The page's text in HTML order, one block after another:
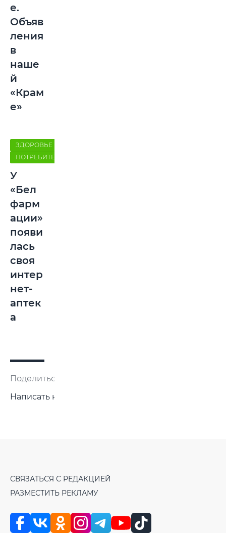
е.
Объяв
ления
в
наше
й
«Крам
е»
ЗДОРОВЬЕ
ПОТРЕБИТЕЛЬ
У
«Бел
фарм
ации»
появи
лась
своя
интер
нет-
аптек
а
Поделиться:
Написать нам
СВЯЗАТЬСЯ С РЕДАКЦИЕЙ
РАЗМЕСТИТЬ РЕКЛАМУ